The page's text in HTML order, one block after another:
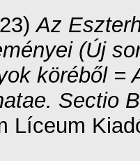
Az
(Új
köréből =
Sectio
Líceum